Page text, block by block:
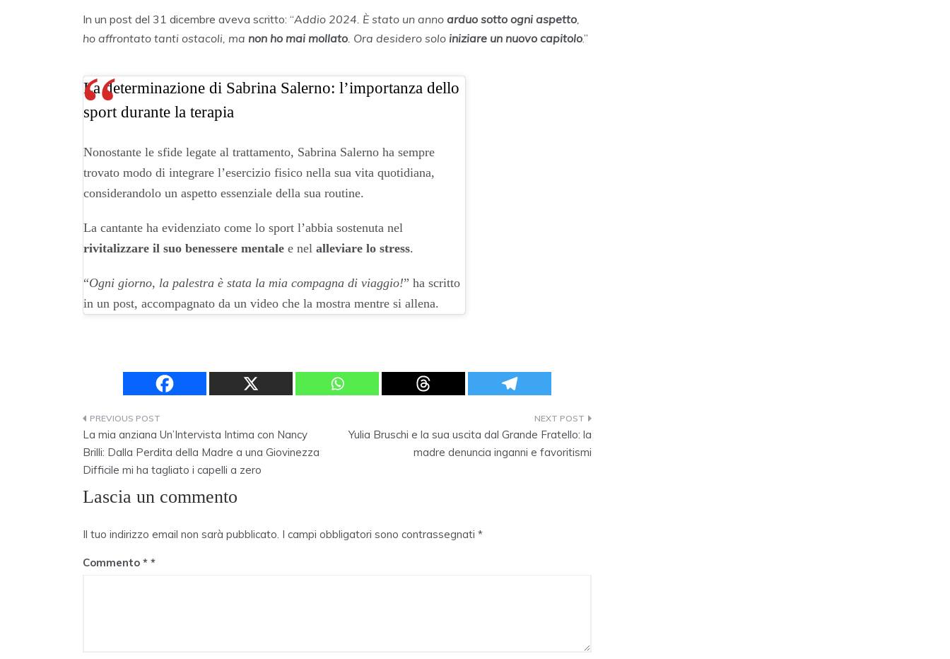
In un post del 31 dicembre aveva scritto: “Addio 2024. È stato un anno arduo sotto ogni aspetto
ho affrontato tanti ostacoli, ma non ho mai mollato . Ora desidero solo iniziare un nuovo capitolo.”
La determinazione di Sabrina Salerno: l’importanza dello
sport durante la terapia
Nonostante le sfide legate al trattamento, Sabrina Salerno ha sempre
trovato modo di integrare l’esercizio fisico nella sua vita quotidiana,
considerandolo un aspetto essenziale della sua routine.
La cantante ha evidenziato come lo sport l’abbia sostenuta nel
rivitalizzare il suo benessere mentale e nel alleviare lo stress.
“Ogni giorno, la palestra è stata la mia compagna di viaggio!” ha scritto
in un post, accompagnato da un video che la mostra mentre si allena.
Navigazione
articoli
La mia anziana Un’Intervista Intima con Nancy
Brilli: Dalla Perdita della Madre a una Giovinezza
Difficile mi ha tagliato i capelli a zero
Yulia Bruschi e la sua uscita dal Grande Fratello: la
madre denuncia inganni e favoritismi
Lascia un commento
Il tuo indirizzo email non sarà pubblicato. I campi obbligatori sono contrassegnati *
Commento *